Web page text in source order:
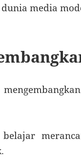
media